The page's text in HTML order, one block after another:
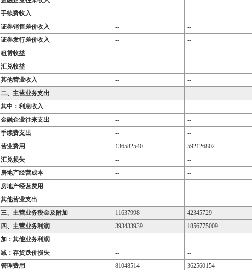
手续费收入
-- --
证券销售差价收入
-- --
证券发行差价收入
-- --
租赁收益
-- --
汇兑收益
-- --
其他营业收入
-- --
二、主营业务支出
-- --
其中：利息收入
-- --
金融企业往来支出
-- --
手续费支出
-- --
营业费用
136582540 592126802
汇兑损失
-- --
房地产经营成本
-- --
房地产经营费用
-- --
其他营业支出
-- --
三、主营业务税金及附加
11637998 42345729
四、主营业务利润
393433939 1856775009
加：其他业务利润
-- --
减：存货跌价损失
-- --
管理费用
81048514 362560154